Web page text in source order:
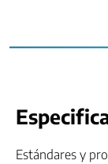
Estándares y